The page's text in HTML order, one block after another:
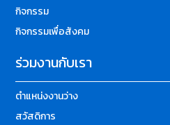
กิจกรรม
กิจกรรมเพื่อสังคม
ร่วมงานกับเรา
ตำแหน่งงานว่าง
สวัสดิการ